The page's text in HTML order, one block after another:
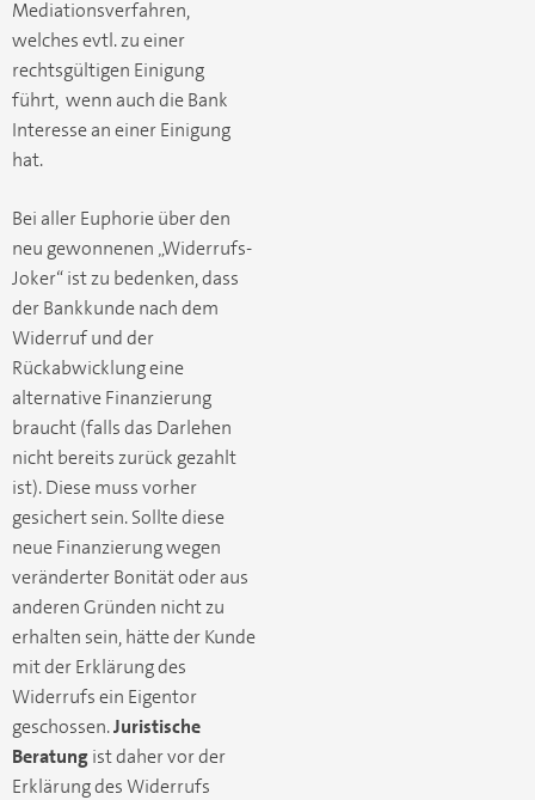
Mediationsverfahren,
welches evtl. zu einer
rechtsgültigen Einigung
führt, wenn auch die Bank
Interesse an einer Einigung
hat.
Bei aller Euphorie über den
neu gewonnenen „Widerrufs-
Joker“ ist zu bedenken, dass
der Bankkunde nach dem
Widerruf und der
Rückabwicklung eine
alternative Finanzierung
braucht (falls das Darlehen
nicht bereits zurück gezahlt
ist). Diese muss vorher
gesichert sein. Sollte diese
neue Finanzierung wegen
veränderter Bonität oder aus
anderen Gründen nicht zu
erhalten sein, hätte der Kunde
mit der Erklärung des
Widerrufs ein Eigentor
geschossen.Juristische
Beratungist daher vor der
Erklärung des Widerrufs